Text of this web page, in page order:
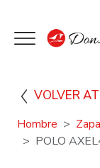
VOLVER
Hombre
POLO